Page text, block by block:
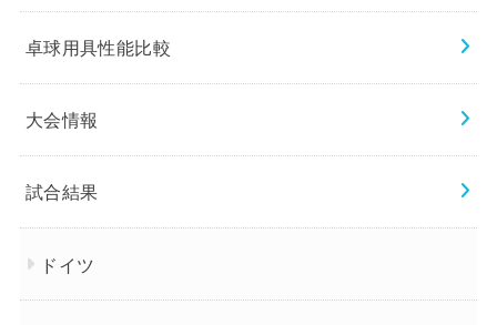
卓球用具性能比較
大会情報
試合結果
ドイツ